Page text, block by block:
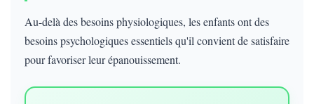
Au-delà des besoins physiologiques, les enfants ont des
besoins psychologiques essentiels qu'il convient de satisfaire
pour favoriser leur épanouissement.